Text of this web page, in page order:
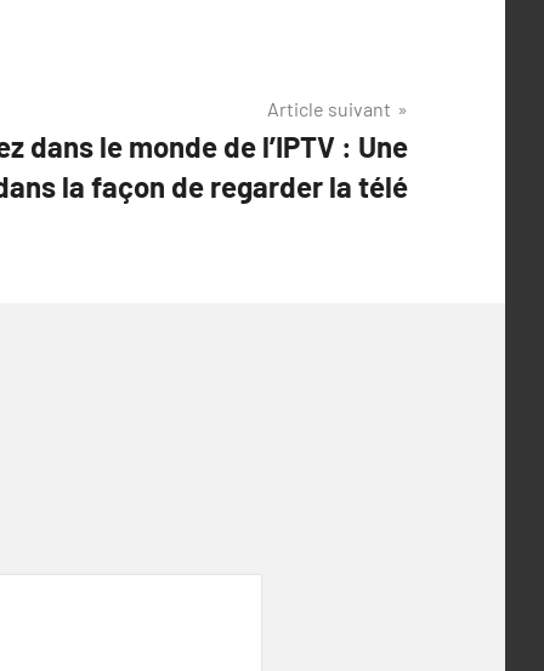
Article suivant
dans le monde de l’IPTV : Une
la façon de regarder la télé